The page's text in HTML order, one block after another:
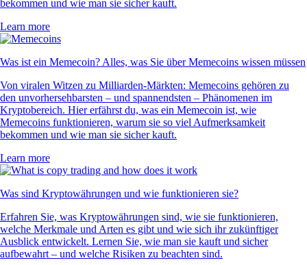
bekommen und wie man sie sicher kauft.
Learn more
Was ist ein Memecoin? Alles, was Sie über Memecoins wissen müssen
Von viralen Witzen zu Milliarden-Märkten: Memecoins gehören zu
den unvorhersehbarsten – und spannendsten – Phänomenen im
Kryptobereich. Hier erfährst du, was ein Memecoin ist, wie
Memecoins funktionieren, warum sie so viel Aufmerksamkeit
bekommen und wie man sie sicher kauft.
Learn more
Was sind Kryptowährungen und wie funktionieren sie?
Erfahren Sie, was Kryptowährungen sind, wie sie funktionieren,
welche Merkmale und Arten es gibt und wie sich ihr zukünftiger
Ausblick entwickelt. Lernen Sie, wie man sie kauft und sicher
aufbewahrt – und welche Risiken zu beachten sind.